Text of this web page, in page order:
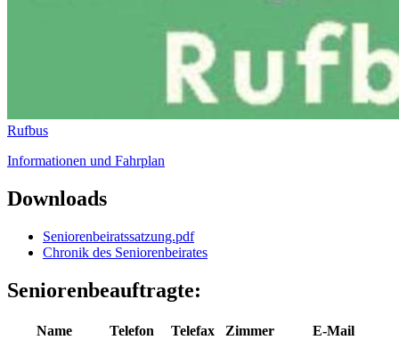
Rufbus
Informationen und Fahrplan
Downloads
Seniorenbeiratssatzung.pdf
Chronik des Seniorenbeirates
Seniorenbeauftragte:
Name Telefon Telefax Zimmer
E-Mail